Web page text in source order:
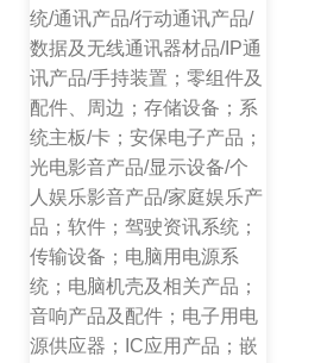
统/通讯产品/行动通讯产品/
数据及无线通讯器材品/IP通
讯产品/手持装置； 零组件及
配件、周边； 存储设备；系
统主板/卡；安保电子产品；
光电影音产品/显示设备/个
人娱乐影音产品/家庭娱乐产
品；软件；驾驶资讯系统；
传输设备；电脑用电源系
统；电脑机壳及相关产品；
音响产品及配件；电子用电
源供应器 ；IC应用产品；嵌